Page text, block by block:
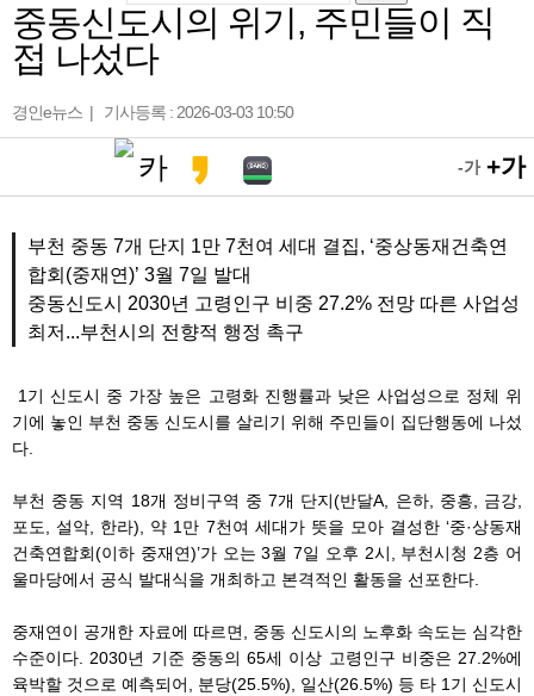
중동신도시의 위기, 주민들이 직
접 나섰다
경인e뉴스 | 기사등록 : 2026-03-03 10:50
-가 +가
부천 중동 7개 단지 1만 7천여 세대 결집, ‘중상동재건축연
합회(중재연)’ 3월 7일 발대
중동신도시 2030년 고령인구 비중 27.2% 전망 따른 사업성
최저...부천시의 전향적 행정 촉구
1기 신도시 중 가장 높은 고령화 진행률과 낮은 사업성으로 정체 위
기에 놓인 부천 중동 신도시를 살리기 위해 주민들이 집단행동에 나섰
다.
부천 중동 지역 18개 정비구역 중 7개 단지(반달A, 은하, 중흥, 금강,
포도, 설악, 한라), 약 1만 7천여 세대가 뜻을 모아 결성한 ‘중·상동재
건축연합회(이하 중재연)’가 오는 3월 7일 오후 2시, 부천시청 2층 어
울마당에서 공식 발대식을 개최하고 본격적인 활동을 선포한다.
중재연이 공개한 자료에 따르면, 중동 신도시의 노후화 속도는 심각한
수준이다. 2030년 기준 중동의 65세 이상 고령인구 비중은 27.2%에
육박할 것으로 예측되어, 분당(25.5%), 일산(26.5%) 등 타 1기 신도시